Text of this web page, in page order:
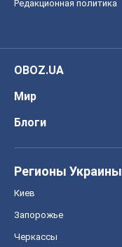
Редакционная политика
OBOZ.UA
Мир
Блоги
Регионы Украины
Киев
Запорожье
Черкассы